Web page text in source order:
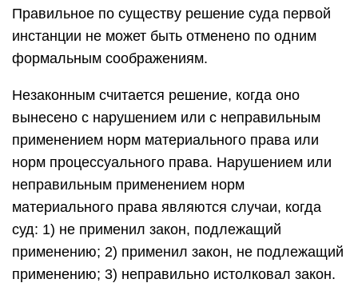
Правильное по существу решение суда первой
инстанции не может быть отменено по одним
формальным соображениям.
Незаконным считается решение, когда оно
вынесено с нарушением или с неправильным
применением норм материального права или
норм процессуального права. Нарушением или
неправильным применением норм
материального права являются случаи, когда
суд: 1) не применил закон, подлежащий
применению; 2) применил закон, не подлежащий
применению; 3) неправильно истолковал закон.